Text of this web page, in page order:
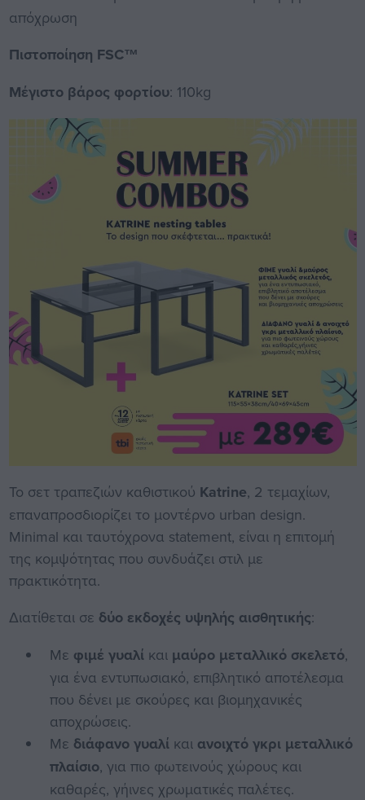
απόχρωση
Πιστοποίηση FSC™
Μέγιστο βάρος φορτίου: 110kg
Το σετ τραπεζιών καθιστικού Katrine, 2 τεμαχίων,
επαναπροσδιορίζει το μοντέρνο urban design.
Minimal και ταυτόχρονα statement, είναι η επιτομή
της κομψότητας που συνδυάζει στιλ με
πρακτικότητα.
Διατίθεται σε δύο εκδοχές υψηλής αισθητικής:
Με φιμέ γυαλίκαι μαύρο μεταλλικό σκελετό,
για ένα εντυπωσιακό, επιβλητικό αποτέλεσμα
που δένει με σκούρες και βιομηχανικές
αποχρώσεις.
Με διάφανο γυαλίκαι ανοιχτό γκρι μεταλλικό
πλαίσιο, για πιο φωτεινούς χώρους και
καθαρές, γήινες χρωματικές παλέτες.